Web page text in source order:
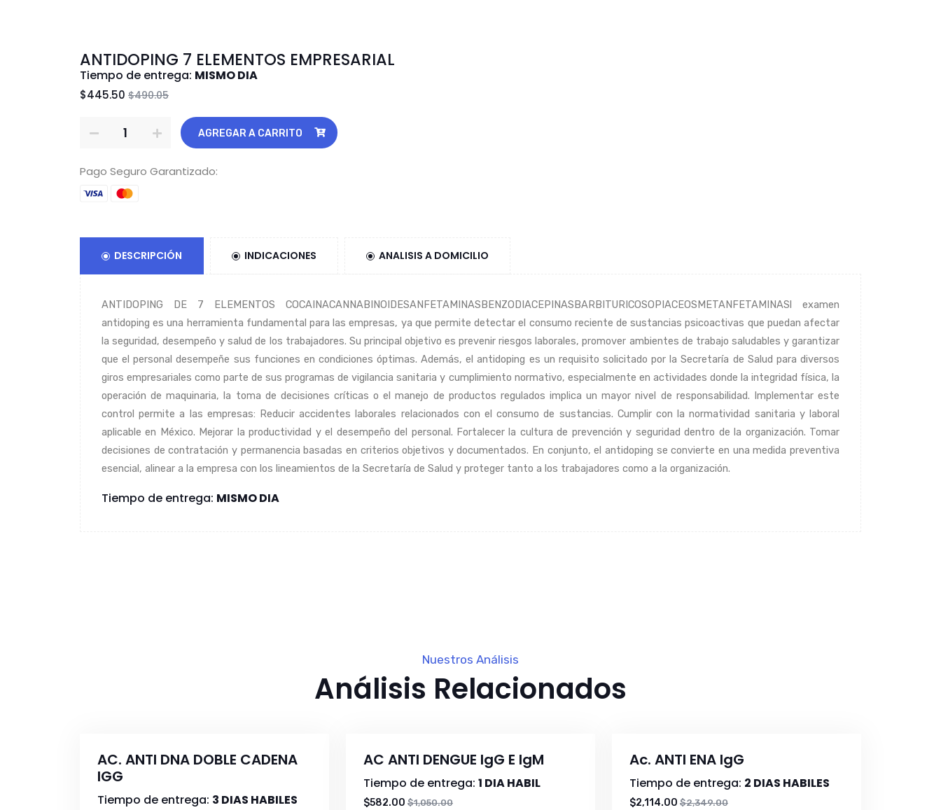
ANTIDOPING 7 ELEMENTOS EMPRESARIAL
Tiempo de entrega: MISMO DIA
$445.50 $490.05
AGREGAR A CARRITO
Pago Seguro Garantizado:
DESCRIPCIÓN INDICACIONES ANALISIS A DOMICILIO
ANTIDOPING DE 7 ELEMENTOS COCAINACANNABINOIDESANFETAMINASBENZODIACEPINASBARBITURICOSOPIACEOSMETANFETAMINASl examen
antidoping es una herramienta fundamental para las empresas, ya que permite detectar el consumo reciente de sustancias psicoactivas que puedan afectar
la seguridad, desempeño y salud de los trabajadores. Su principal objetivo es prevenir riesgos laborales, promover ambientes de trabajo saludables y garantizar
que el personal desempeñe sus funciones en condiciones óptimas. Además, el antidoping es un requisito solicitado por la Secretaría de Salud para diversos
giros empresariales como parte de sus programas de vigilancia sanitaria y cumplimiento normativo, especialmente en actividades donde la integridad física, la
operación de maquinaria, la toma de decisiones críticas o el manejo de productos regulados implica un mayor nivel de responsabilidad. Implementar este
control permite a las empresas: Reducir accidentes laborales relacionados con el consumo de sustancias. Cumplir con la normatividad sanitaria y laboral
aplicable en México. Mejorar la productividad y el desempeño del personal. Fortalecer la cultura de prevención y seguridad dentro de la organización. Tomar
decisiones de contratación y permanencia basadas en criterios objetivos y documentados. En conjunto, el antidoping se convierte en una medida preventiva
esencial, alinear a la empresa con los lineamientos de la Secretaría de Salud y proteger tanto a los trabajadores como a la organización.
Tiempo de entrega: MISMO DIA
Nuestros Análisis
Análisis Relacionados
AC. ANTI DNA DOBLE CADENA
IGG
Tiempo de entrega: 3 DIAS HABILES
AC ANTI DENGUE IgG E IgM
Tiempo de entrega: 1 DIA HABIL
$582.00 $1,050.00
Ac. ANTI ENA IgG
Tiempo de entrega: 2 DIAS HABILES
$2,114.00 $2,349.00